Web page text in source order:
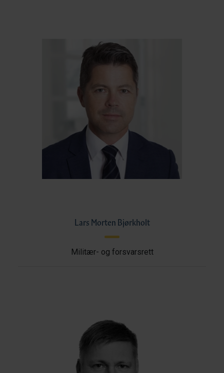
Lars Morten Bjørkholt
Militær- og forsvarsrett